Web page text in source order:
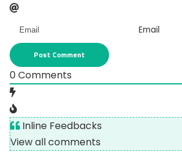
Email
0Comments
Inline Feedbacks
View all comments